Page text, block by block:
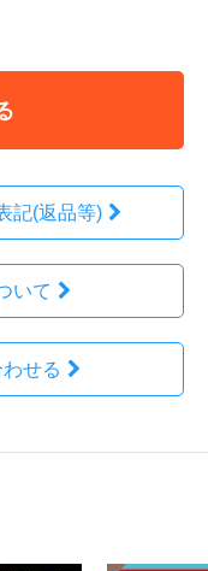
記(返品等)
いて
せる